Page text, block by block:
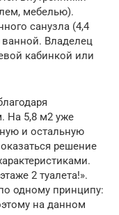
мебелью).
санузла (4,4
Владелец
кабинкой или
На 5,8 м2 уже
и остальную
решение
2 туалета!».
одному принципу:
на данном